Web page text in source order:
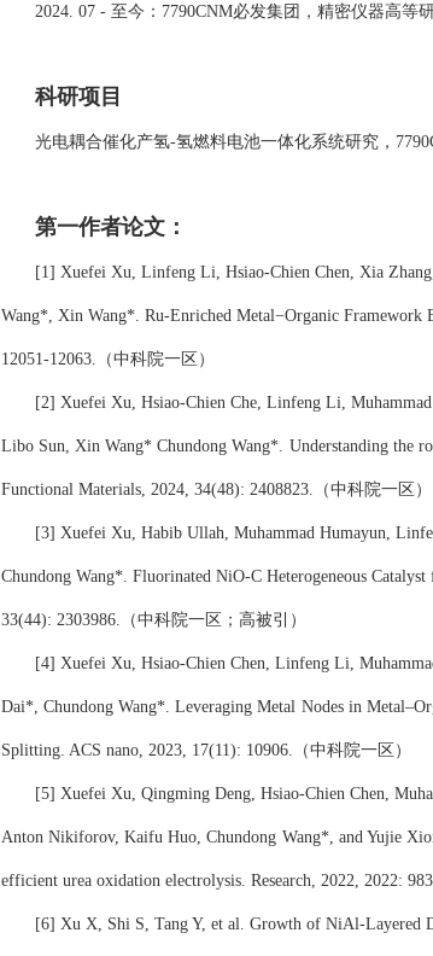
2024 . 07 - 至今：7790CNM必发集团，精密仪器高等
科研项目
光电耦合催化产氢-氢燃料电池一体化系统研究，
第一作者论文：
[1 ] Xuefei Xu, Linfeng Li, Hsiao-Chien Chen, Xia
Wang*, Xin Wang*. Ru-Enriched Metal−Organic Framework
12051-12063. （中科院一区）
[2] Xuefei Xu, Hsiao-Chien Che, Linfeng Li,
Libo Sun, Xin Wang* Chundong Wang*. Understanding the
Functional Materials, 2024, 34(48): 2408823. （中科院一区）
[3] Xuefei Xu, Habib Ullah, Muhammad Humayun,
Chundong Wang*. Fluorinated NiO-C Heterogeneous
33(44): 2303986. （中科院一区；高被引）
[4] Xuefei Xu, Hsiao-Chien Chen, Linfeng Li,
Dai*, Chundong Wang*. Leveraging Metal Nodes in
Splitting. ACS nano, 2023, 17(11): 10906. （中科院一区）
[5] Xuefei Xu, Qingming Deng, Hsiao-Chien Chen,
Anton Nikiforov, Kaifu Huo, Chundong Wang*, and Yujie
efficient urea oxidation electrolysis. Research, 2022, 2022:
[6] Xu X, Shi S, Tang Y, et al. Growth of NiAl‐Layered